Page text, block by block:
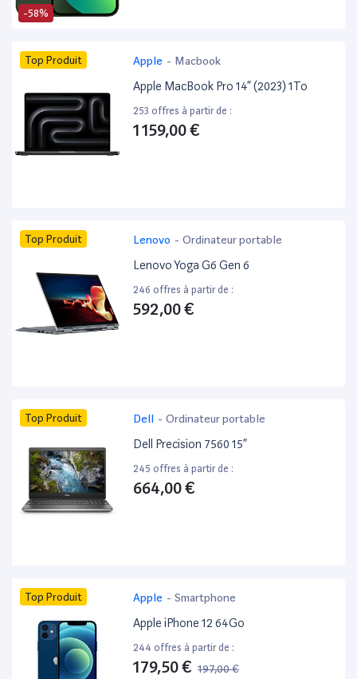
-58%
Top Produit Apple - Macbook
Apple MacBook Pro 14” (2023) 1To
253 offres à partir de :
1 159,00 €
Top Produit Lenovo - Ordinateur portable
Lenovo Yoga G6 Gen 6
246 offres à partir de :
592,00 €
Top Produit Dell - Ordinateur portable
Dell Precision 7560 15”
245 offres à partir de :
664,00 €
Top Produit Apple - Smartphone
Apple iPhone 12 64Go
244 offres à partir de :
179,50 € 197,00 €